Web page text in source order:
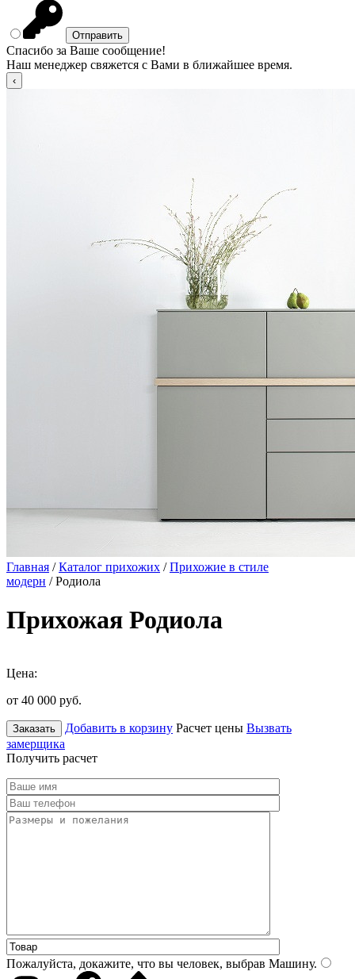
Спасибо за Ваше сообщение!
Наш менеджер свяжется с Вами в ближайшее время.
Главная /Каталог прихожих /Прихожие в стиле
модерн / Родиола
Прихожая Родиола
Цена:
от 40 000 руб.
Заказать Добавить в корзину Расчет цены Вызвать
замерщика
Получить расчет
Пожалуйста, докажите, что вы человек, выбрав Машину.